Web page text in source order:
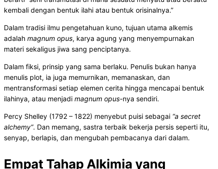
kembali dengan bentuk ilahi atau bentuk orisinalnya.”
Dalam tradisi ilmu pengetahuan kuno, tujuan utama alkemis
adalah magnum opus, karya agung yang menyempurnakan
materi sekaligus jiwa sang penciptanya.
Dalam fiksi, prinsip yang sama berlaku. Penulis bukan hanya
menulis plot, ia juga memurnikan, memanaskan, dan
mentransformasi setiap elemen cerita hingga mencapai bentuk
ilahinya, atau menjadi magnum opus-nya sendiri.
Percy Shelley (1792 – 1822) menyebut puisi sebagai “a secret
alchemy”. Dan memang, sastra terbaik bekerja persis seperti itu,
senyap, berlapis, dan mengubah pembacanya dari dalam.
Empat Tahap Alkimia yang